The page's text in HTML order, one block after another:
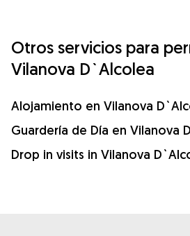
Otros servicios para
Vilanova D`Alcolea
Alojamiento en Vilanova
Guardería de Día en Vilanova
Drop in visits in Vilanova